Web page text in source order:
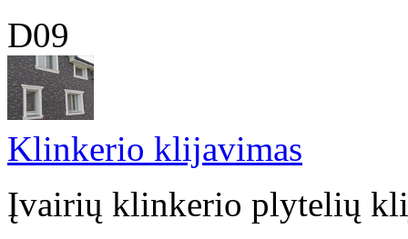
D09
Klinkerio klijavimas
Įvairių klinkerio plytelių